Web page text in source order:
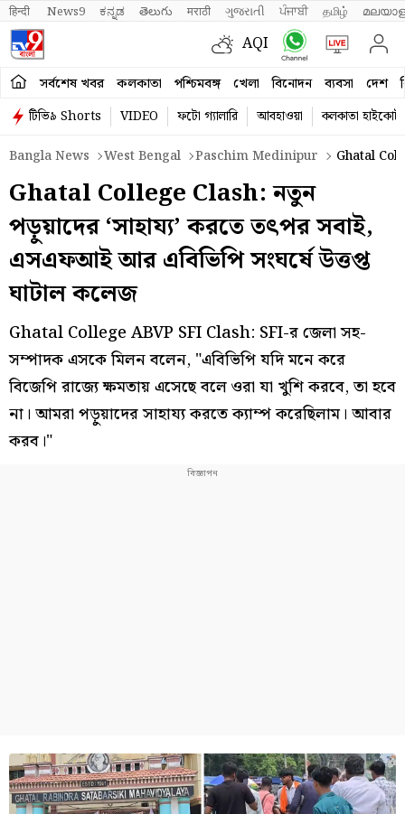
हिन्दी News9 ಕನ್ನಡ తెలుగు मराठी ગુજરાતી ਪੰਜਾਬੀ தமிழ்
AQI
সর্বশেষ খবর কলকাতা পশ্চিমবঙ্গ খেলা বিনোদন ব্যবসা দেশ
টিভি৯ Shorts VIDEO ফটো গ্যালারি আবহাওয়া
কলকাতা হাইকোর্ট
Bangla News
West Bengal Paschim Medinipur Ghatal
Ghatal College Clash: নতুন
পড়ুয়াদের ‘সাহায্য’ করতে তৎপর সবাই,
এসএফআই আর এবিভিপি সংঘর্ষে উত্তপ্ত
ঘাটাল কলেজ
Ghatal College ABVP SFI Clash: SFI-র জেলা সহ-
সম্পাদক এসকে মিলন বলেন, "এবিভিপি যদি মনে করে
বিজেপি রাজ্যে ক্ষমতায় এসেছে বলে ওরা যা খুশি করবে, তা হবে
না। আমরা পড়ুয়াদের সাহায্য করতে ক্যাম্প করেছিলাম। আবার
করব।"